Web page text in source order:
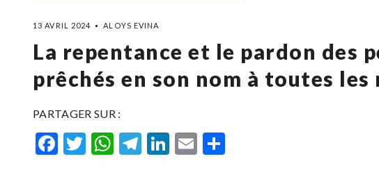
13 AVRIL 2024 ALOYS EVINA
La repentance et le pardon des
prêchés en son nom à toutes les
PARTAGER SUR :
Facebook
Twitter
WhatsApp
Telegram
LinkedIn
Email